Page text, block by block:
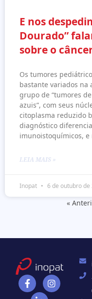
E nos
Dourado”
sobre o
Os tumores
bastante variados na
grupo de “tumores
azuis”, com seus
citoplasma reduzido
diagnóstico
imunoistoquímicos, e
LEIA MAIS »
Inopat 6 de outubro de
«